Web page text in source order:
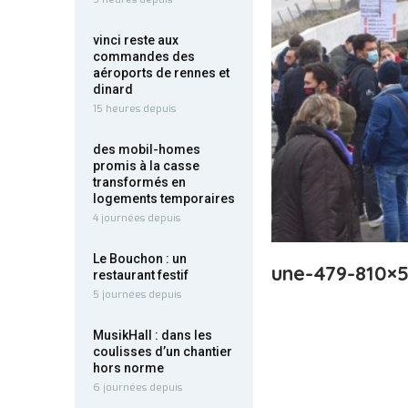
une-479-
vinci reste aux
commandes des
aéroports de rennes et
dinard
15 heures depuis
des mobil-homes
promis à la casse
transformés en
logements temporaires
4 journées depuis
Le Bouchon : un
restaurant festif
5 journées depuis
MusikHall : dans les
coulisses d’un chantier
hors norme
6 journées depuis